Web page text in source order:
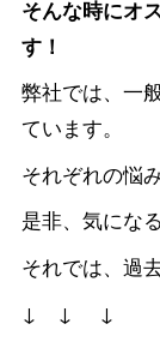
そんな時にオ
す！
弊社では、一
ています。
それぞれの悩
是非、気にな
それでは、過
↓ ↓ ↓